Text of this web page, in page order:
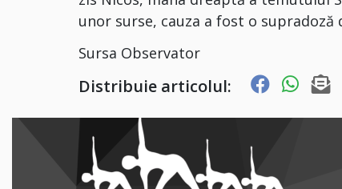
unor surse, cauza a fost o supradoză
Sursa Observator
Distribuie articolul: